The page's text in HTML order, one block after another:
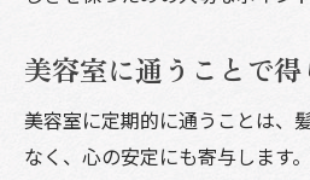
美容室に通うことで
美容室に定期的に通うことは、
なく、心の安定にも寄与します